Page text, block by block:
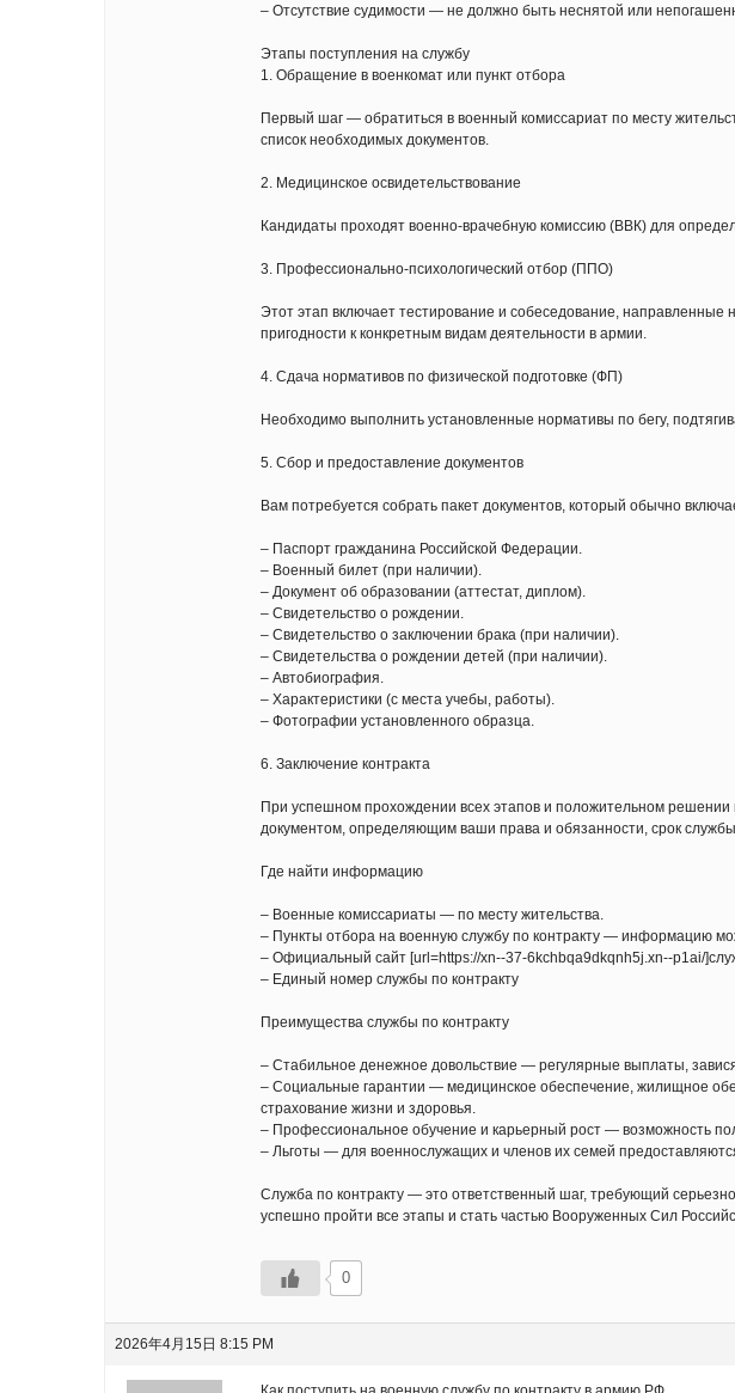
– Отсутствие судимости — не должно быть неснятой или
Этапы поступления на службу
1. Обращение в военкомат или пункт отбора
Первый шаг — обратиться в военный комиссариат по месту
список необходимых документов.
2. Медицинское освидетельствование
Кандидаты проходят военно-врачебную комиссию (ВВК) для
3. Профессионально-психологический отбор (ППО)
Этот этап включает тестирование и собеседование, направленные
пригодности к конкретным видам деятельности в армии.
4. Сдача нормативов по физической подготовке (ФП)
Необходимо выполнить установленные нормативы по бегу,
5. Сбор и предоставление документов
Вам потребуется собрать пакет документов, который обычно
– Паспорт гражданина Российской Федерации.
– Военный билет (при наличии).
– Документ об образовании (аттестат, диплом).
– Свидетельство о рождении.
– Свидетельство о заключении брака (при наличии).
– Свидетельства о рождении детей (при наличии).
– Автобиография.
– Характеристики (с места учебы, работы).
– Фотографии установленного образца.
6. Заключение контракта
При успешном прохождении всех этапов и положительном
документом, определяющим ваши права и обязанности, срок
Где найти информацию
– Военные комиссариаты — по месту жительства.
– Пункты отбора на военную службу по контракту — информацию
– Официальный сайт [url=https://xn--37-6kchbqa9dkqnh5j.xn--p1ai/
– Единый номер службы по контракту
Преимущества службы по контракту
– Стабильное денежное довольствие — регулярные выплаты,
– Социальные гарантии — медицинское обеспечение, жилищное
страхование жизни и здоровья.
– Профессиональное обучение и карьерный рост — возможность
– Льготы — для военнослужащих и членов их семей
Служба по контракту — это ответственный шаг, требующий
успешно пройти все этапы и стать частью Вооруженных Сил
0
2026年4月15日 8:15 PM